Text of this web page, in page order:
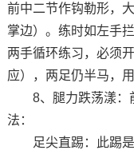
前中二节作钩勒形，
掌边）。练时如左手
两手循环练习，必须
应），两足仍半马，
8、腿力跌荡漾：前
法：
足尖直踢：此踢是